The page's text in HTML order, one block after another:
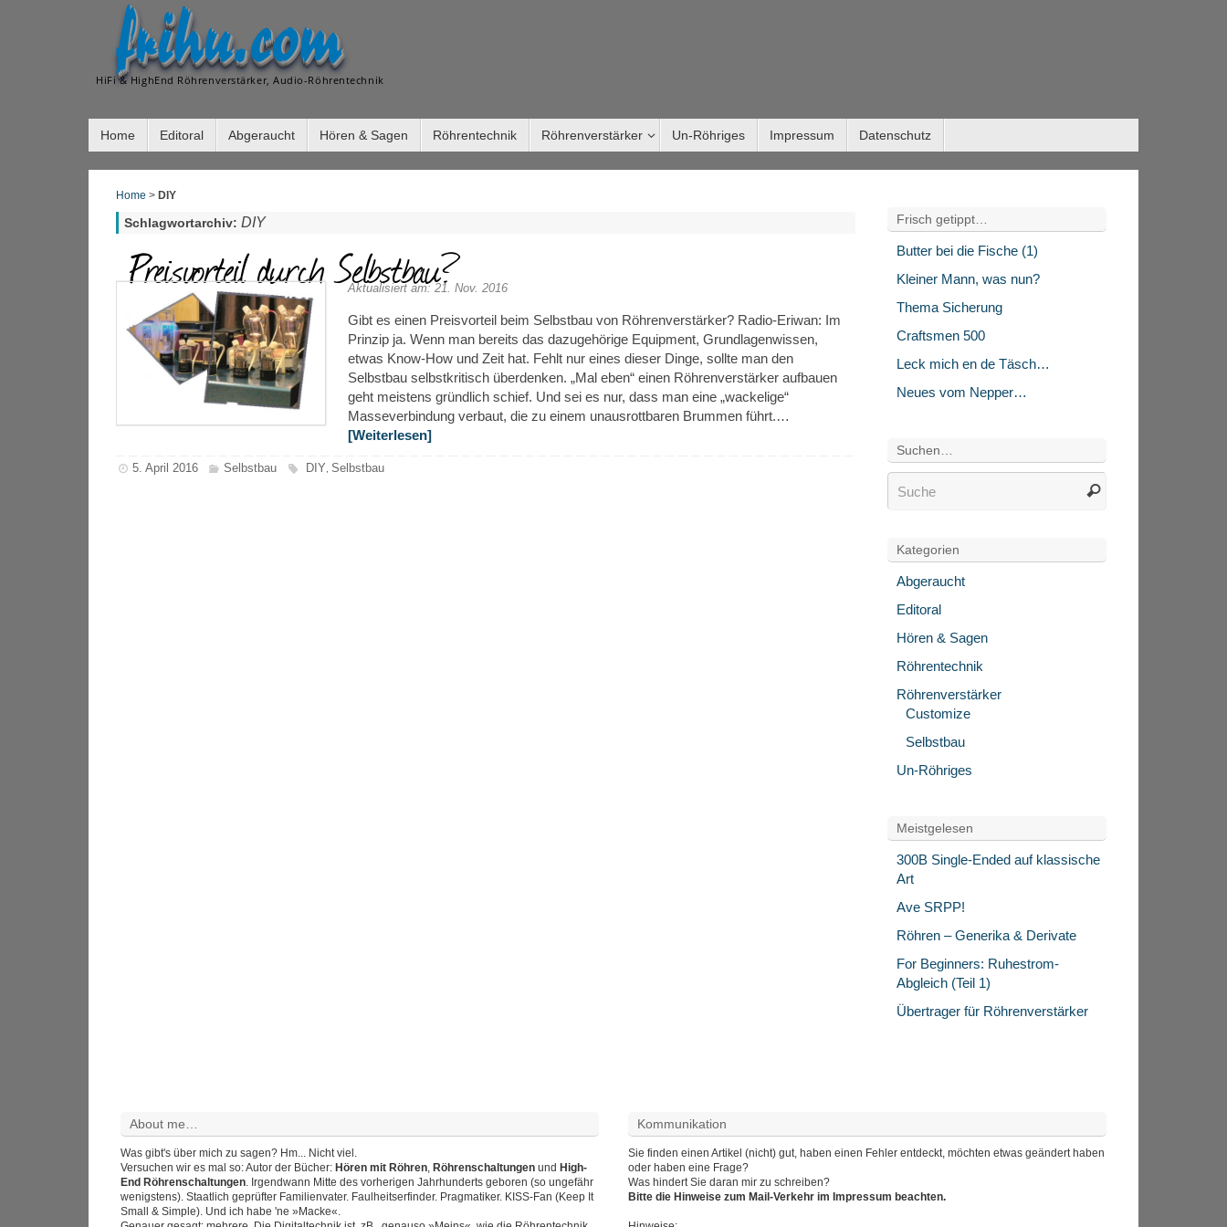
frihu.com
HiFi & HighEnd Röhrenverstärker, Audio-Röhrentechnik
Home Editoral Abgeraucht Hören & Sagen Röhrentechnik Röhrenverstärker Un-Röhriges Impressum Datenschutz
Home > DIY
Schlagwortarchiv: DIY
Preisvorteil durch Selbstbau?
Aktualisiert am: 21. Nov. 2016
Gibt es einen Preisvorteil beim Selbstbau von Röhrenverstärker? Radio-Eriwan: Im
Prinzip ja. Wenn man bereits das dazugehörige Equipment, Grundlagenwissen,
etwas Know-How und Zeit hat. Fehlt nur eines dieser Dinge, sollte man den
Selbstbau selbstkritisch überdenken. „Mal eben“ einen Röhrenverstärker aufbauen
geht meistens gründlich schief. Und sei es nur, dass man eine „wackelige“
Masseverbindung verbaut, die zu einem unausrottbaren Brummen führt.…
[Weiterlesen]
5. April 2016 Selbstbau DIY Selbstbau
Frisch getippt…
Butter bei die Fische (1)
Kleiner Mann, was nun?
Thema Sicherung
Craftsmen 500
Leck mich en de Täsch…
Neues vom Nepper…
Suchen…
Kategorien
Abgeraucht
Editoral
Hören & Sagen
Röhrentechnik
Röhrenverstärker
Customize
Selbstbau
Un-Röhriges
Meistgelesen
300B Single-Ended auf klassische
Art
Ave SRPP!
Röhren – Generika & Derivate
For Beginners: Ruhestrom-
Abgleich (Teil 1)
Übertrager für Röhrenverstärker
About me…
Was gibt's über mich zu sagen? Hm... Nicht viel.
Versuchen wir es mal so: Autor der Bücher: Hören mit Röhren, Röhrenschaltungen und High-
End Röhrenschaltungen. Irgendwann Mitte des vorherigen Jahrhunderts geboren (so ungefähr
wenigstens). Staatlich geprüfter Familienvater. Faulheitserfinder. Pragmatiker. KISS-Fan (Keep It
Small & Simple). Und ich habe 'ne »Macke«.
Kommunikation
Sie finden einen Artikel (nicht) gut, haben einen Fehler entdeckt, möchten etwas geändert haben
oder haben eine Frage?
Was hindert Sie daran mir zu schreiben?
Bitte die Hinweise zum Mail-Verkehr im Impressum beachten.